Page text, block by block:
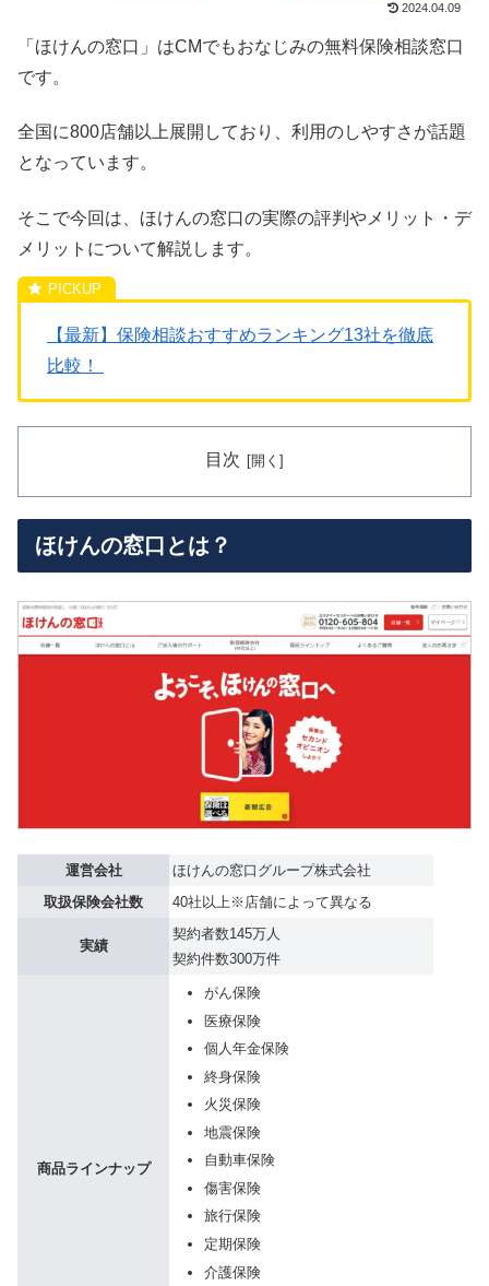
2024.04.09
「ほけんの窓口」はCMでもおなじみの無料保険相談窓口
です。
全国に800店舗以上展開しており、利用のしやすさが話題
となっています。
そこで今回は、ほけんの窓口の実際の評判やメリット・デ
メリットについて解説します。
【最新】保険相談おすすめランキング13社を徹底
比較！
目次
ほけんの窓口とは？
運営会社
ほけんの窓口グループ株式会社
取扱保険会社数
40社以上※店舗によって異なる
実績
契約者数145万人
契約件数300万件
商品ラインナップ
がん保険
医療保険
個人年金保険
終身保険
火災保険
地震保険
自動車保険
傷害保険
旅行保険
定期保険
介護保険